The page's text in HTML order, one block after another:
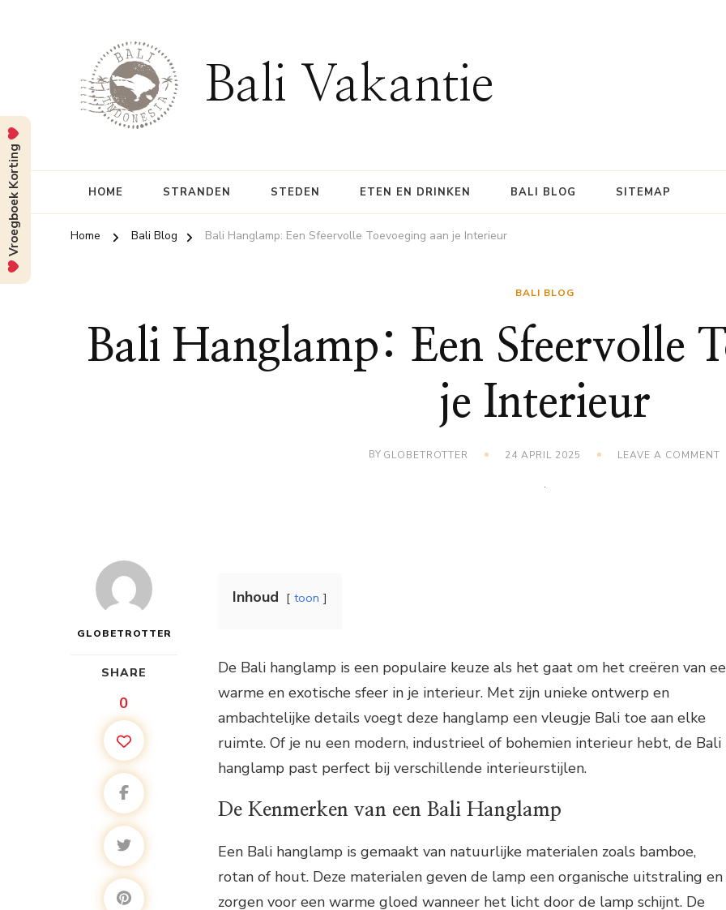
Bali Vakantie
HOME STRANDEN STEDEN ETEN EN DRINKEN BALI BLOG SITEMAP
Home Bali Blog Bali Hanglamp: Een Sfeervolle Toevoeging aan je Interieur
BALI BLOG
Bali Hanglamp: Een Sfeervolle
je Interieur
BY GLOBETROTTER 24 APRIL 2025 LEAVE A COMMENT
GLOBETROTTER
SHARE
0
Inhoud toon
De Bali hanglamp is een populaire keuze als het gaat om het creëren van
warme en exotische sfeer in je interieur. Met zijn unieke ontwerp en
ambachtelijke details voegt deze hanglamp een vleugje Bali toe aan elke
ruimte. Of je nu een modern, industrieel of bohemien interieur hebt, de Bali
hanglamp past perfect bij verschillende interieurstijlen.
De Kenmerken van een Bali Hanglamp
Een Bali hanglamp is gemaakt van natuurlijke materialen zoals bamboe,
rotan of hout. Deze materialen geven de lamp een organische uitstraling en
zorgen voor een warme gloed wanneer het licht door de lamp schijnt. De
Vroegboek Korting